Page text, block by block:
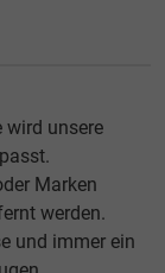
wird unsere
Marken
werden.
und immer ein